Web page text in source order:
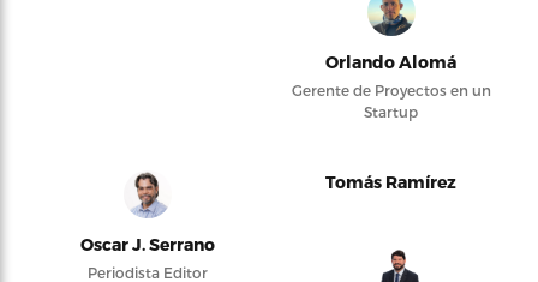
Orlando Alomá
Gerente de Proyectos en un
Startup
Oscar J. Serrano
Periodista Editor
Tomás Ramírez